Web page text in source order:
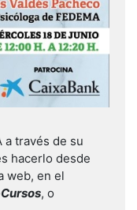
a través de su
hacerlo desde
web, en el
, o